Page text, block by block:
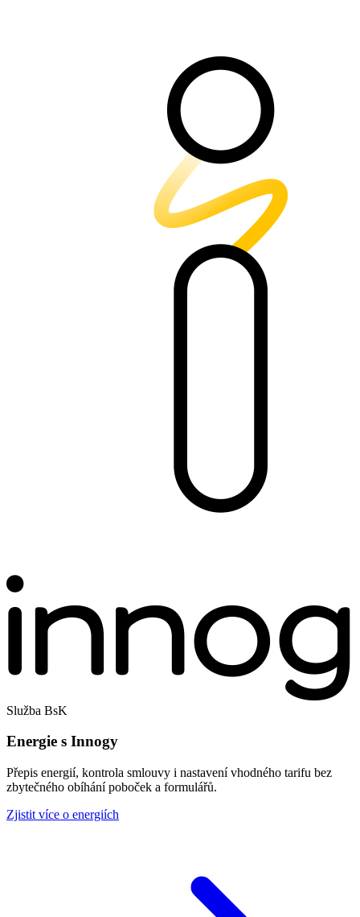
Služba BsK
Energie s Innogy
Přepis energií, kontrola smlouvy i nastavení vhodného tarifu bez
zbytečného obíhání poboček a formulářů.
Zjistit více o energiích